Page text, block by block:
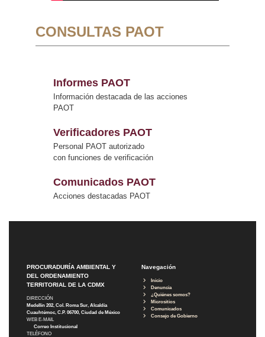
CONSULTAS PAOT
Informes PAOT
Información destacada de las acciones
PAOT
Verificadores PAOT
Personal PAOT autorizado
con funciones de verificación
Comunicados PAOT
Acciones destacadas PAOT
PROCURADURÍA AMBIENTAL Y
DEL ORDENAMIENTO
TERRITORIAL DE LA CDMX
DIRECCIÓN
Medellín 202, Col. Roma Sur, Alcaldía
Cuauhtémoc, C.P. 06700, Ciudad de México
WEB E-MAIL
Correo Institucional
TELÉFONO
Navegación
Inicio
Denuncia
¿Quiénes somos?
Micrositios
Comunicados
Consejo de Gobierno